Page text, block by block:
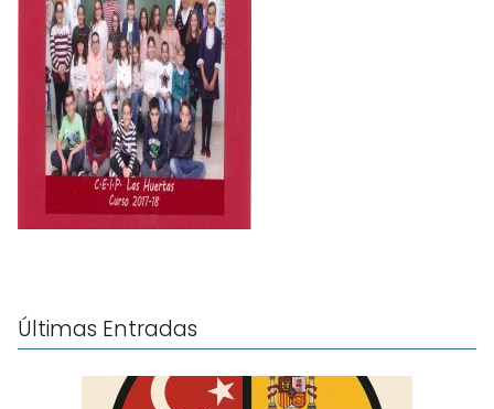
Últimas Entradas